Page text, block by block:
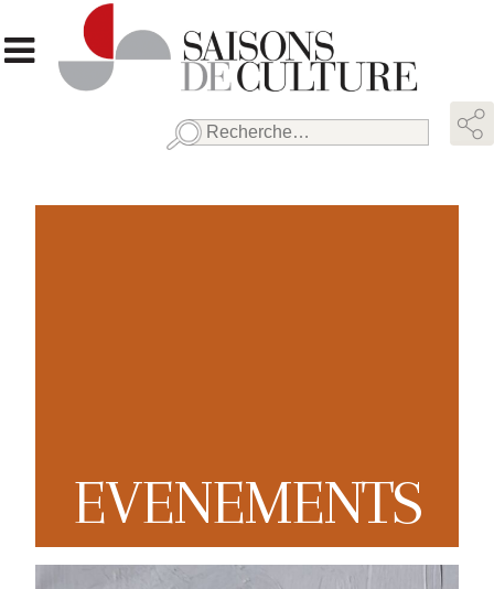
Rechercher :
EVENEMENTS